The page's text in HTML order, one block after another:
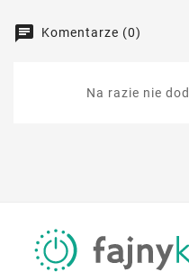
Komentarze (0)
Na razie nie